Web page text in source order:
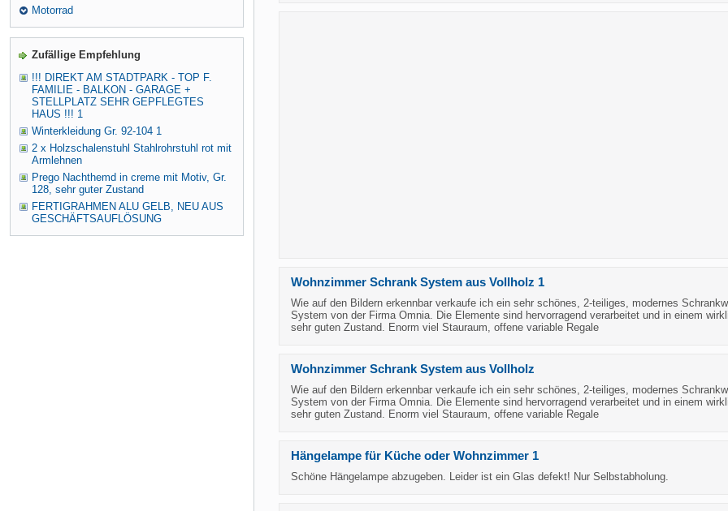
Wohnzimmer Schrank System aus Vollholz 1
Wie auf den Bildern erkennbar verkaufe ich ein sehr schönes, 2-teiliges, modernes
System von der Firma Omnia. Die Elemente sind hervorragend verarbeitet und in einem
sehr guten Zustand. Enorm viel Stauraum, offene variable Regale
Wohnzimmer Schrank System aus Vollholz
Wie auf den Bildern erkennbar verkaufe ich ein sehr schönes, 2-teiliges, modernes
System von der Firma Omnia. Die Elemente sind hervorragend verarbeitet und in einem
sehr guten Zustand. Enorm viel Stauraum, offene variable Regale
Hängelampe für Küche oder Wohnzimmer 1
Schöne Hängelampe abzugeben. Leider ist ein Glas defekt! Nur Selbstabholung.
Motorrad
Zufällige Empfehlung
!!! DIREKT AM STADTPARK - TOP F.
FAMILIE - BALKON - GARAGE +
STELLPLATZ SEHR GEPFLEGTES
HAUS !!! 1
Winterkleidung Gr. 92-104 1
2 x Holzschalenstuhl Stahlrohrstuhl rot mit
Armlehnen
Prego Nachthemd in creme mit Motiv, Gr.
128, sehr guter Zustand
FERTIGRAHMEN ALU GELB, NEU AUS
GESCHÄFTSAUFLÖSUNG